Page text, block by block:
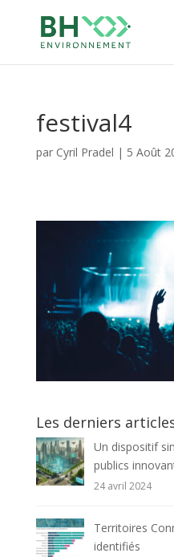
festival4
par Cyril Pradel | 5 Août
Les derniers
Un dispositif
publics
24 avril 2024
Territoires
identifiés